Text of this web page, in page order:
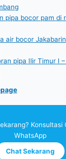
pipa bocor pam di
air bocor
pipa Ilir Timur I –
Konsultasi
WhatsApp
Chat Sekarang